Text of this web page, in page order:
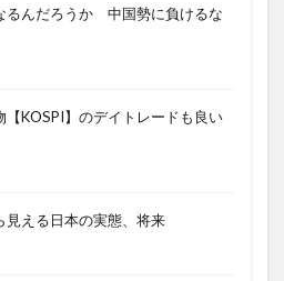
るんだろうか 中国勢に負けるな
KOSPI】のデイトレードも良い
見える日本の実態、将来